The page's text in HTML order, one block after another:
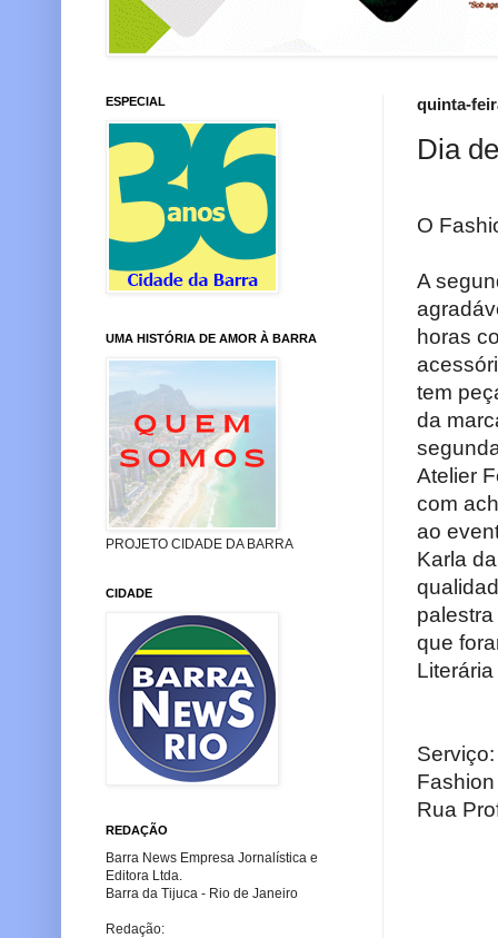
quinta-
Dia
O
A
horas
tem
da
Atelier
com
ao
Karla
que
Serviço:
Rua
ESPECIAL
UMA HISTÓRIA DE AMOR À BARRA
PROJETO CIDADE DA BARRA
CIDADE
REDAÇÃO
Barra News Empresa Jornalística e
Editora Ltda.
Barra da Tijuca - Rio de Janeiro
Redação: